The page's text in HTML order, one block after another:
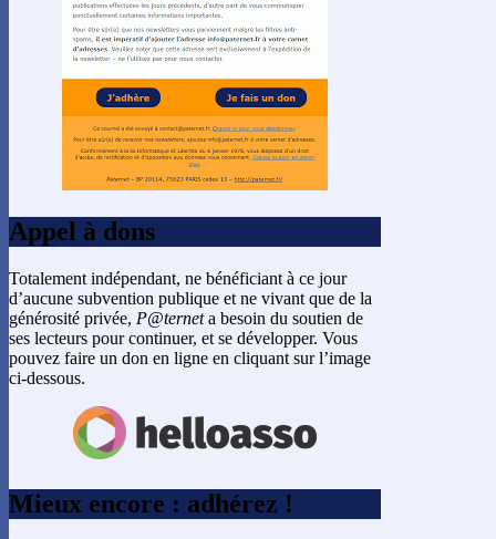
Appel à dons
Totalement indépendant, ne bénéficiant à ce jour
d’aucune subvention publique et ne vivant que de la
générosité privée, P@terneta besoin du soutien de
ses lecteurs pour continuer, et se développer. Vous
pouvez faire un don en ligne en cliquant sur l’image
ci-dessous.
Mieux encore : adhérez !